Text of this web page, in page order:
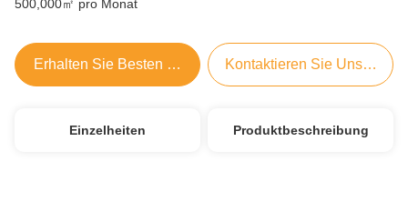
500,000㎡ pro Monat
Erhalten Sie Besten Preis Kontaktieren Sie Uns Jetzt
Einzelheiten Produktbeschreibung